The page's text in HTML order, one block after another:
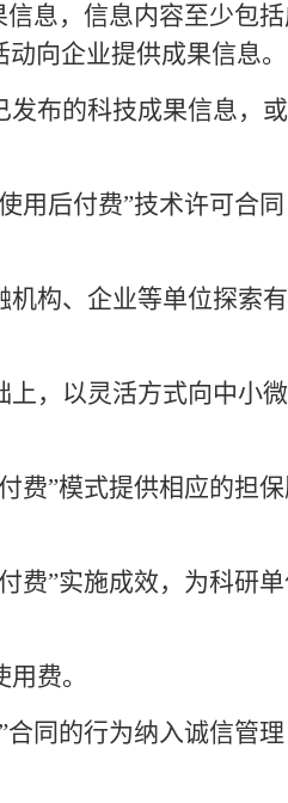
信息，信息内容至少包
向企业提供成果信息。
发布的科技成果信息，
用后付费”技术许可合
构、企业等单位探索
，以灵活方式向中小
费”模式提供相应的担
费”实施成效，为科研
费。
合同的行为纳入诚信管